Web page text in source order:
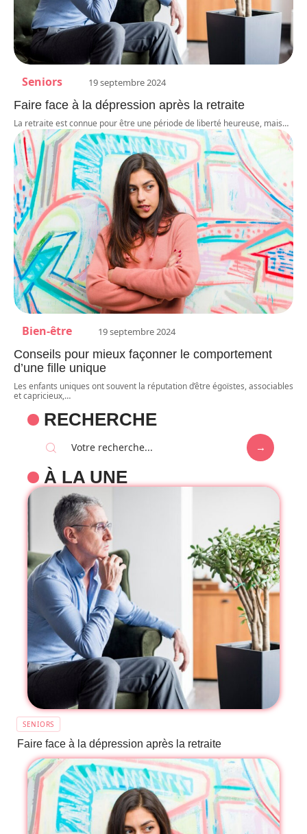
Seniors 19 septembre 2024
Faire face à la dépression après la retraite
La retraite est connue pour être une période de liberté heureuse, mais…
Bien-être 19 septembre 2024
Conseils pour mieux façonner le comportement
d’une fille unique
Les enfants uniques ont souvent la réputation d’être égoïstes, associables
et capricieux,…
RECHERCHE
À LA UNE
SENIORS
Faire face à la dépression après la retraite